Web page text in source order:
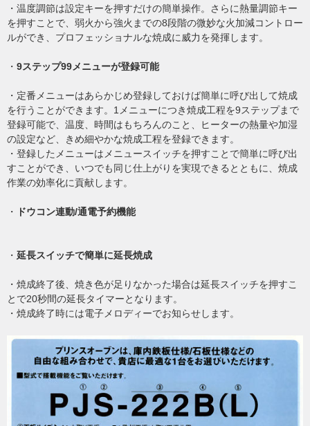
・温度調節は設定キーを押すだけの簡単操作。さらに熱量調節キー
を押すことで、弱火から強火までの8段階の微妙な火加減コントロー
ルができ、プロフェッショナルな焼成に威力を発揮します。
・ 9ステップ99メニューが登録可能
・定番メニューはあらかじめ登録しておけば簡単に呼び出して焼成
を行うことができます。1メニューにつき焼成工程を9ステップまで
登録可能で、温度、時間はもちろんのこと、ヒーターの熱量や加湿
の設定など、きめ細やかな焼成工程を登録できます。
・登録したメニューはメニュースイッチを押すことで簡単に呼び出
すことができ、いつでも同じ仕上がりを実現できるとともに、焼成
作業の効率化に貢献します。
・ ドウコン連動/通電予約機能
・ 延長スイッチで簡単に延長焼成
・焼成終了後、焼き色が足りなかった場合は延長スイッチを押すこ
とで20秒間の延長タイマーとなります。
・焼成終了時には電子メロディーでお知らせします。